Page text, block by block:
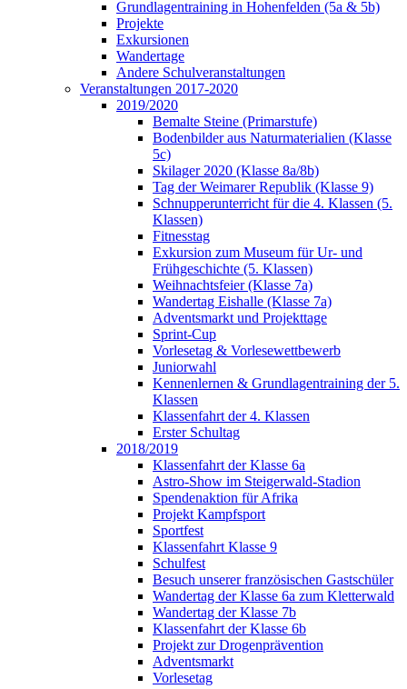
Grundlagentraining in Hohenfelden (5a & 5b)
Projekte
Exkursionen
Wandertage
Andere Schulveranstaltungen
Veranstaltungen 2017-2020
2019/2020
Bemalte Steine (Primarstufe)
Bodenbilder aus Naturmaterialien (Klasse
5c)
Skilager 2020 (Klasse 8a/8b)
Tag der Weimarer Republik (Klasse 9)
Schnupperunterricht für die 4. Klassen (5.
Klassen)
Fitnesstag
Exkursion zum Museum für Ur- und
Frühgeschichte (5. Klassen)
Weihnachtsfeier (Klasse 7a)
Wandertag Eishalle (Klasse 7a)
Adventsmarkt und Projekttage
Sprint-Cup
Vorlesetag & Vorlesewettbewerb
Juniorwahl
Kennenlernen & Grundlagentraining der 5.
Klassen
Klassenfahrt der 4. Klassen
Erster Schultag
2018/2019
Klassenfahrt der Klasse 6a
Astro-Show im Steigerwald-Stadion
Spendenaktion für Afrika
Projekt Kampfsport
Sportfest
Klassenfahrt Klasse 9
Schulfest
Besuch unserer französischen Gastschüler
Wandertag der Klasse 6a zum Kletterwald
Wandertag der Klasse 7b
Klassenfahrt der Klasse 6b
Projekt zur Drogenprävention
Adventsmarkt
Vorlesetag